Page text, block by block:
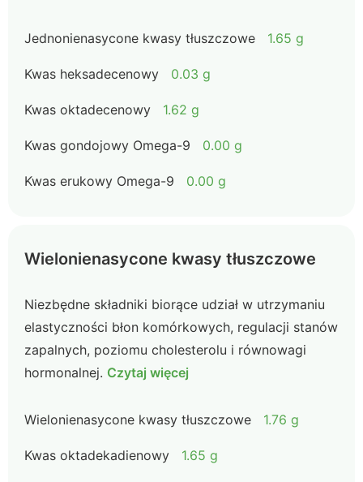
Jednonienasycone kwasy tłuszczowe 1.65 g
Kwas heksadecenowy 0.03 g
Kwas oktadecenowy 1.62 g
Kwas gondojowy Omega-9 0.00 g
Kwas erukowy Omega-9 0.00 g
Wielonienasycone kwasy tłuszczowe
Niezbędne składniki biorące udział w utrzymaniu
elastyczności błon komórkowych, regulacji stanów
zapalnych, poziomu cholesterolu i równowagi
hormonalnej. Czytaj więcej
Wielonienasycone kwasy tłuszczowe 1.76 g
Kwas oktadekadienowy 1.65 g